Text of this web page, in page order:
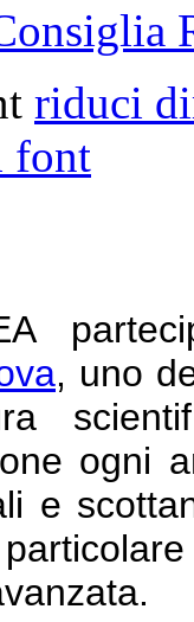
riduci
font
, uno
ogni
e